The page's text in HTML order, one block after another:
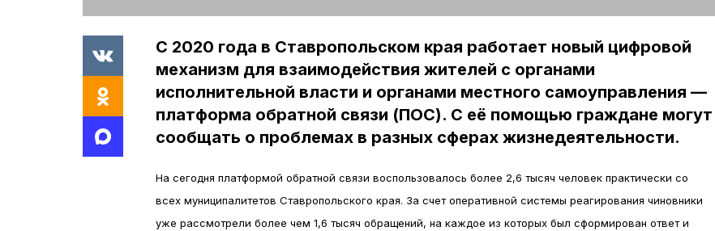
С 2020 года в Ставропольском края работает новый цифровой
механизм для взаимодействия жителей с органами
исполнительной власти и органами местного самоуправления —
платформа обратной связи (ПОС). С её помощью граждане могут
сообщать о проблемах в разных сферах жизнедеятельности.
На сегодня платформой обратной связи воспользовалось более 2,6 тысяч человек практически со
всех муниципалитетов Ставропольского края. За счет оперативной системы реагирования чиновники
уже рассмотрели более чем 1,6 тысяч обращений, на каждое из которых был сформирован ответ и